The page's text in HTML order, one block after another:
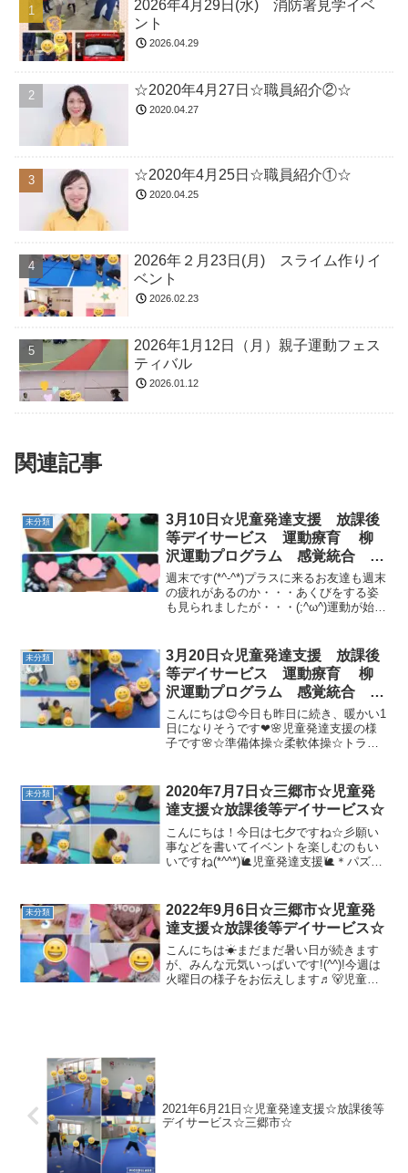
2026年4月29日(水) 消防署見学イベ
ント
2026.04.29
☆2020年4月27日☆職員紹介②☆
2020.04.27
☆2020年4月25日☆職員紹介①☆
2020.04.25
2026年２月23日(月) スライム作りイ
ベント
2026.02.23
2026年1月12日（月）親子運動フェス
ティバル
2026.01.12
関連記事
未分類
3月10日☆児童発達支援 放課後
等デイサービス 運動療育 柳
沢運動プログラム 感覚統合 自
閉症 発達障害 埼玉県 三郷
市 吉川市 八潮市 気になる
子
週末です(*^-^*)プラスに来るお友達も週末
の疲れがあるのか・・・あくびをする姿
も見られましたが・・・(;^ω^)運動が始ま
す🌷☆静かな活動・絵本・制作みんなお
友達と...
未分類
3月20日☆児童発達支援 放課後
等デイサービス 運動療育 柳
沢運動プログラム 感覚統合 自
閉症スペクトラム ＡＤＨＤ Ｌ
Ｄ 発達障害 三郷市
こんにちは😊今日も昨日に続き、暖かい1
日になりそうです❤🌸児童発達支援の様
子です🌸☆準備体操☆柔軟体操☆トラン
もいました！☆動物変身☆ゴロゴタイム
☆絵本いっぱ...
未分類
2020年7月7日☆三郷市☆児童発
達支援☆放課後等デイサービス☆
こんにちは！今日は七夕ですね☆彡願い
事などを書いてイベントを楽しむのもい
いですね(*^^*)🐌児童発達支援🐌＊パズル
バランスボール＊リトミックピアノに合
わせて動いたり...
未分類
2022年9月6日☆三郷市☆児童発
達支援☆放課後等デイサービス☆
こんにちは☀まだまだ暑い日が続きます
が、みんな元気いっぱいです!(^^)!今週は
火曜日の様子をお伝えします♬🐻児童発
2021年6月21日☆児童発達支援☆放課後等
デイサービス☆三郷市☆